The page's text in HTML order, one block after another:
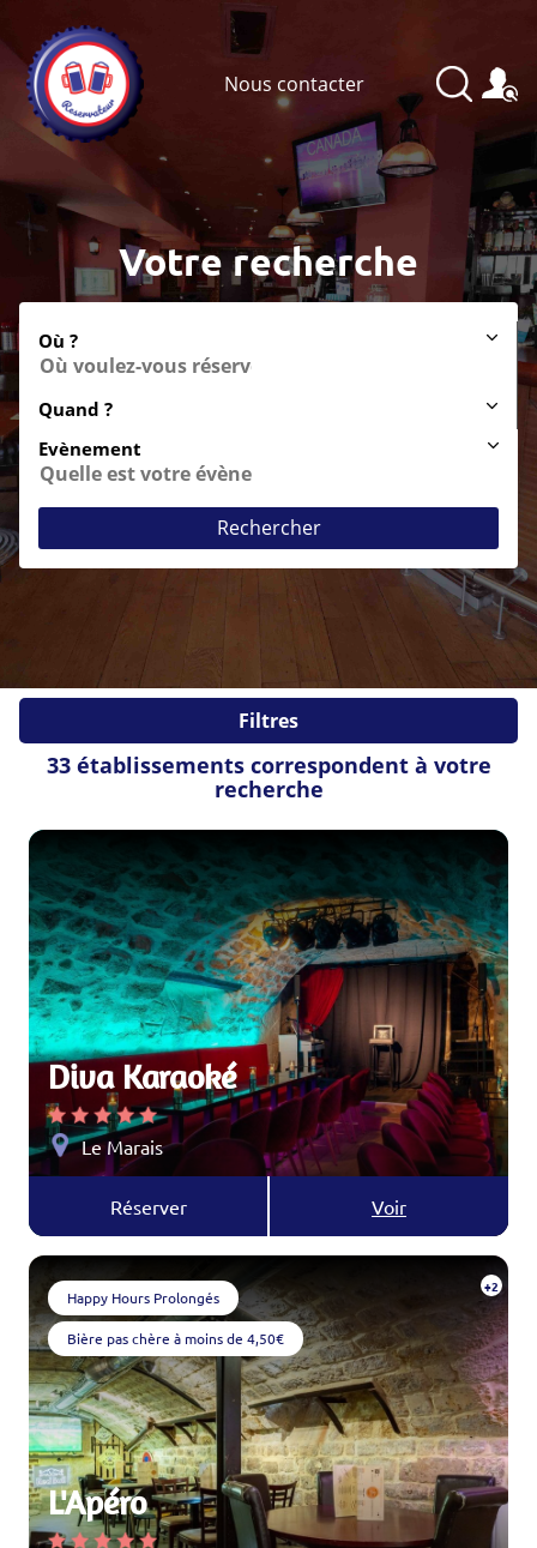
Nous contacter
Votre recherche
Où ?
Quand ?
Evènement
Soirée entre amis
Soirée en amoureux Pot de départ
EVJF / EVG
Evènements d'entreprises Fiançailles Mariage
Autres
Rechercher
Veuillez patienter
Filtres
33 établissements correspondent à votre
recherche
Diva Karaoké
Le Marais
Réserver Voir
Happy Hours Prolongés
Bière pas chère à moins de 4,50€
+2
L'Apéro